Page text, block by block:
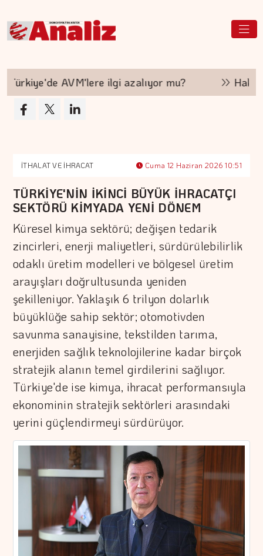
AVM'lere ilgi azalıyor mu? Hakan
İTHALAT VE İHRACAT Cuma 12 Haziran 2026 10:51
TÜRKİYE'NİN İKİNCİ BÜYÜK İHRACATÇI
SEKTÖRÜ KİMYADA YENİ DÖNEM
Küresel kimya sektörü; değişen tedarik
zincirleri, enerji maliyetleri, sürdürülebilirlik
odaklı üretim modelleri ve bölgesel üretim
arayışları doğrultusunda yeniden
şekilleniyor. Yaklaşık 6 trilyon dolarlık
büyüklüğe sahip sektör; otomotivden
savunma sanayisine, tekstilden tarıma,
enerjiden sağlık teknolojilerine kadar birçok
stratejik alanın temel girdilerini sağlıyor.
Türkiye'de ise kimya, ihracat performansıyla
ekonominin stratejik sektörleri arasındaki
yerini güçlendirmeyi sürdürüyor.